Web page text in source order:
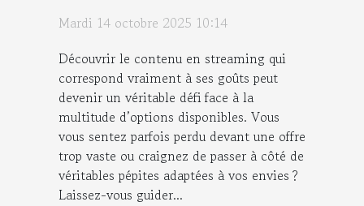
Mardi 14 octobre 2025 10:14
Découvrir le contenu en streaming qui
correspond vraiment à ses goûts peut
devenir un véritable défi face à la
multitude d’options disponibles. Vous
vous sentez parfois perdu devant une offre
trop vaste ou craignez de passer à côté de
véritables pépites adaptées à vos envies ?
Laissez-vous guider...